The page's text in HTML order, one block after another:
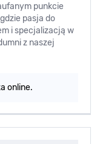
punkcie
pasja do
i specjalizacją w
z naszej
online.